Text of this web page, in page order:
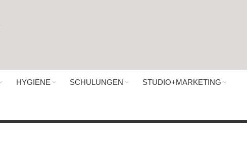
HYGIENE SCHULUNGEN STUDIO+MARKETING